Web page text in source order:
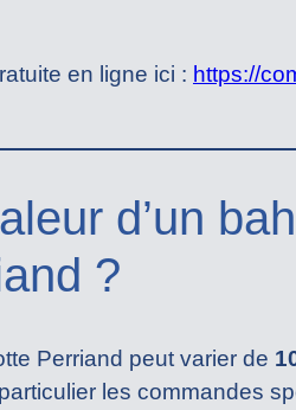
en ligne ici : https://
d’un
?
Perriand peut varier de
les commandes